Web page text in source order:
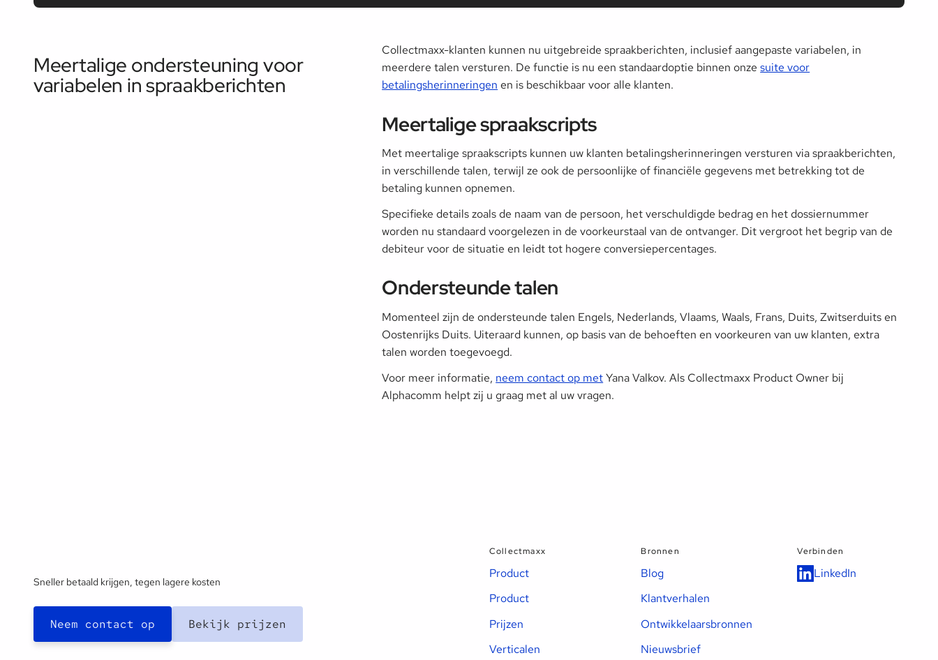
Meertalige ondersteuning voor
variabelen in spraakberichten
Collectmaxx-klanten kunnen nu uitgebreide spraakberichten, inclusief aangepaste variabelen, in
meerdere talen versturen. De functie is nu een standaardoptie binnen onzesuite voor
betalingsherinneringen en is beschikbaar voor alle klanten.
Meertalige spraakscripts
Met meertalige spraakscripts kunnen uw klanten betalingsherinneringen versturen via spraakberichten,
in verschillende talen, terwijl ze ook de persoonlijke of financiële gegevens met betrekking tot de
betaling kunnen opnemen.
Specifieke details zoals de naam van de persoon, het verschuldigde bedrag en het dossiernummer
worden nu standaard voorgelezen in de voorkeurstaal van de ontvanger. Dit vergroot het begrip van de
debiteur voor de situatie en leidt tot hogere conversiepercentages.
Ondersteunde talen
Momenteel zijn de ondersteunde talen Engels, Nederlands, Vlaams, Waals, Frans, Duits, Zwitserduits en
Oostenrijks Duits. Uiteraard kunnen, op basis van de behoeften en voorkeuren van uw klanten, extra
talen worden toegevoegd.
Voor meer informatie, neem contact op metYana Valkov. Als Collectmaxx Product Owner bij
Alphacomm helpt zij u graag met al uw vragen.
Sneller betaald krijgen, tegen lagere kosten
Neem contact op Bekijk prijzen
Collectmaxx
Product
Product
Prijzen
Verticalen
Bronnen
Blog
Klantverhalen
Ontwikkelaarsbronnen
Nieuwsbrief
Verbinden
LinkedIn